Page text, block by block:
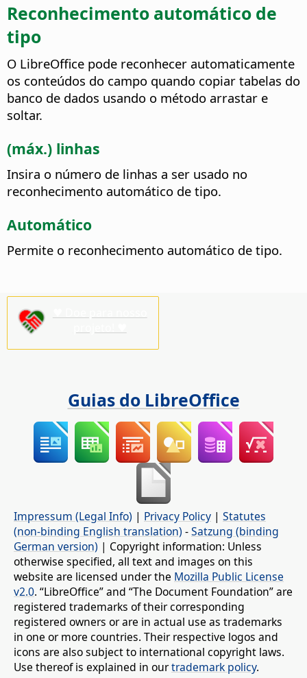
Reconhecimento automático de
tipo
O LibreOffice pode reconhecer automaticamente
os conteúdos do campo quando copiar tabelas do
banco de dados usando o método arrastar e
soltar.
(máx.) linhas
Insira o número de linhas a ser usado no
reconhecimento automático de tipo.
Automático
Permite o reconhecimento automático de tipo.
Guias do LibreOffice
Impressum (Legal Info) | Privacy Policy | Statutes
(non-binding English translation) -Satzung (binding
German version) | Copyright information: Unless
otherwise specified, all text and images on this
website are licensed under the Mozilla Public License
v2.0. “LibreOffice” and “The Document Foundation” are
registered trademarks of their corresponding
registered owners or are in actual use as trademarks
in one or more countries. Their respective logos and
icons are also subject to international copyright laws.
Use thereof is explained in ourtrademark policy.